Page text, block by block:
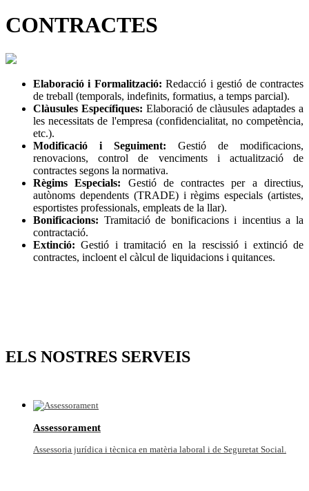
CONTRACTES
Elaboració i Formalització: Redacció i gestió de contractes
de treball (temporals, indefinits, formatius, a temps parcial).
Clàusules Específiques: Elaboració de clàusules adaptades a
les necessitats de l'empresa (confidencialitat, no competència,
etc.).
Modificació i Seguiment: Gestió de modificacions,
renovacions, control de venciments i actualització de
contractes segons la normativa.
Règims Especials: Gestió de contractes per a directius,
autònoms dependents (TRADE) i règims especials (artistes,
esportistes professionals, empleats de la llar).
Bonificacions: Tramitació de bonificacions i incentius a la
contractació.
Extinció: Gestió i tramitació en la rescissió i extinció de
contractes, incloent el càlcul de liquidacions i quitances.
ELS NOSTRES SERVEIS
Assessorament
Assessoria jurídica i tècnica en matèria laboral i de Seguretat Social.